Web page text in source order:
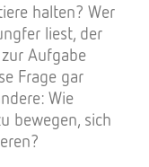
halten? Wer
liest, der
Aufgabe
Frage gar
Wie
bewegen, sich